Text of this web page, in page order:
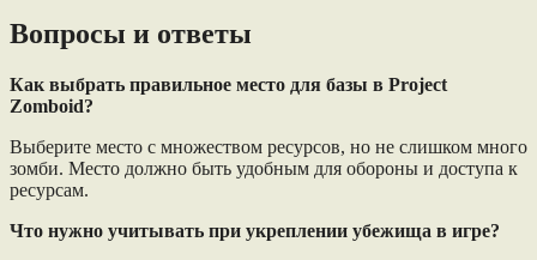
Вопросы и ответы
Как выбрать правильное место для базы в Project
Zomboid?
Выберите место с множеством ресурсов, но не слишком много
зомби. Место должно быть удобным для обороны и доступа к
ресурсам.
Что нужно учитывать при укреплении убежища в игре?